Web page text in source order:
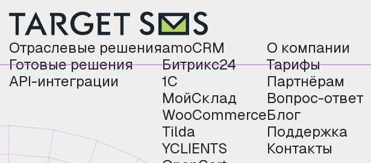
Отраслевые решения
Готовые решения
API-интеграции
amoCRM
Битрикс24
1С
МойСклад
WooCommerce
Tilda
YCLIENTS
О компании
Тарифы
Партнёрам
Вопрос-ответ
Блог
Поддержка
Контакты